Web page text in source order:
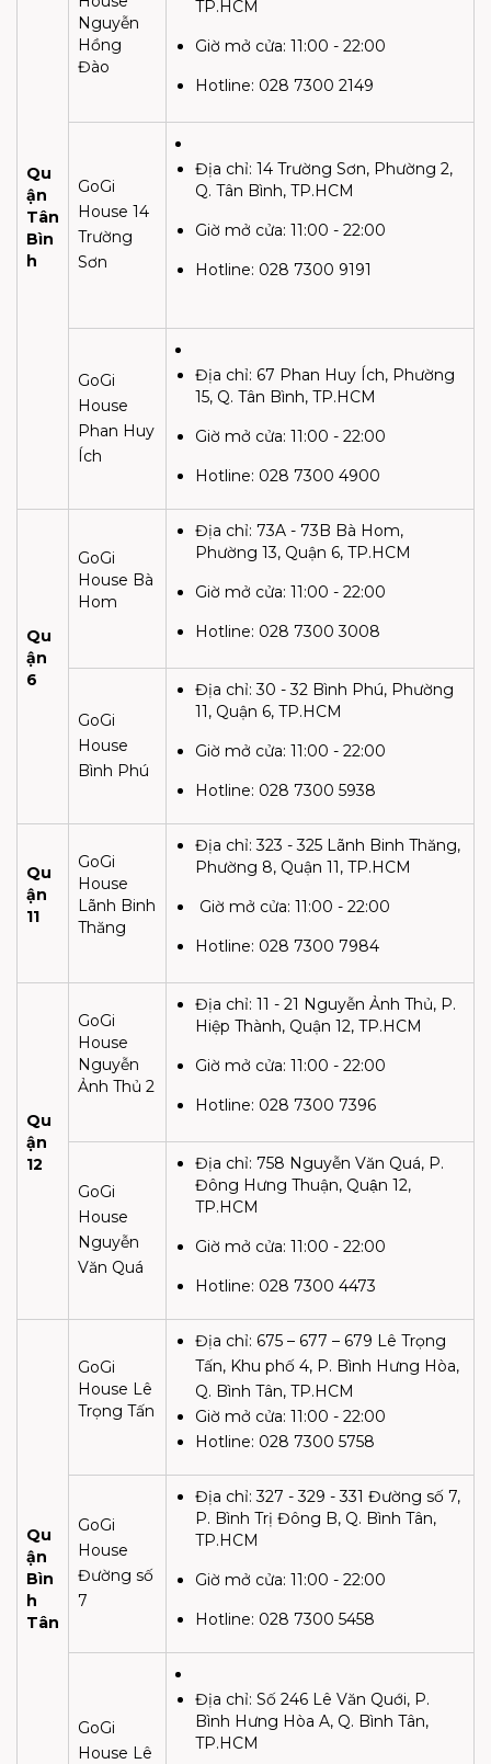
Qu
ận
Tân
Bìn
h
Nguyễn
Hồng
Đào
TP.HCM
Giờ mở cửa: 11:00 - 22:00
Hotline: 028 7300 2149
GoGi
House 14
Trường
Sơn
Địa chỉ: 14 Trường Sơn, Phường 2,
Q. Tân Bình, TP.HCM
Giờ mở cửa: 11:00 - 22:00
Hotline: 028 7300 9191
GoGi
House
Phan Huy
Ích
Địa chỉ: 67 Phan Huy Ích, Phường
15, Q. Tân Bình, TP.HCM
Giờ mở cửa: 11:00 - 22:00
Hotline: 028 7300 4900
Qu
ận
6
GoGi
House Bà
Hom
Địa chỉ: 73A - 73B Bà Hom,
Phường 13, Quận 6, TP.HCM
Giờ mở cửa: 11:00 - 22:00
Hotline: 028 7300 3008
GoGi
House
Bình Phú
Địa chỉ:30 - 32 Bình Phú, Phường
11, Quận 6, TP.HCM
Giờ mở cửa: 11:00 - 22:00
Hotline: 028 7300 5938
Qu
ận
11
GoGi
House
Lãnh Binh
Thăng
Địa chỉ: 323 - 325 Lãnh Binh Thăng,
Phường 8, Quận 11, TP.HCM
Giờ mở cửa: 11:00 - 22:00
Hotline: 028 7300 7984
Qu
ận
12
GoGi
House
Nguyễn
Ảnh Thủ 2
Địa chỉ: 11 - 21 Nguyễn Ảnh Thủ, P.
Hiệp Thành, Quận 12, TP.HCM
Giờ mở cửa: 11:00 - 22:00
Hotline: 028 7300 7396
GoGi
House
Nguyễn
Văn Quá
Địa chỉ: 758 Nguyễn Văn Quá, P.
Đông Hưng Thuận, Quận 12,
TP.HCM
Giờ mở cửa: 11:00 - 22:00
Hotline: 028 7300 4473
Qu
ận
Bìn
h
Tân
GoGi
House Lê
Trọng Tấn
Địa chỉ: 675 – 677 – 679 Lê Trọng
Tấn, Khu phố 4, P. Bình Hưng Hòa,
Q. Bình Tân, TP.HCM
Giờ mở cửa: 11:00 - 22:00
Hotline: 028 7300 5758
GoGi
House
Đường số
7
Địa chỉ:327 - 329 - 331 Đường số 7,
P. Bình Trị Đông B, Q. Bình Tân,
TP.HCM
Giờ mở cửa: 11:00 - 22:00
Hotline: 028 7300 5458
GoGi
House Lê
Địa chỉ: Số 246 Lê Văn Quới, P.
Bình Hưng Hòa A, Q. Bình Tân,
TP.HCM